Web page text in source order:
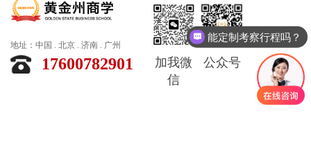
地址：中国 . 北京 . 济南 . 广州
17600782901
加我微
信
公众号
能定制考察行程吗？